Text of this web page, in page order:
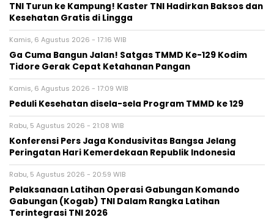
TNI Turun ke Kampung! Kaster TNI Hadirkan Baksos dan
Kesehatan Gratis di Lingga
Kamis, 6 Agustus 2026 - 17:16 WIB
Ga Cuma Bangun Jalan! Satgas TMMD Ke-129 Kodim
Tidore Gerak Cepat Ketahanan Pangan
Kamis, 6 Agustus 2026 - 17:09 WIB
Peduli Kesehatan disela-sela Program TMMD ke 129
Rabu, 5 Agustus 2026 - 21:08 WIB
Konferensi Pers Jaga Kondusivitas Bangsa Jelang
Peringatan Hari Kemerdekaan Republik Indonesia
Rabu, 5 Agustus 2026 - 20:59 WIB
Pelaksanaan Latihan Operasi Gabungan Komando
Gabungan (Kogab) TNI Dalam Rangka Latihan
Terintegrasi TNI 2026